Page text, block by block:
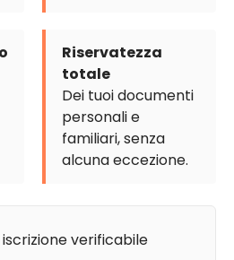
Riservatezza
totale
Dei tuoi documenti
personali e
familiari, senza
alcuna eccezione.
verificabile